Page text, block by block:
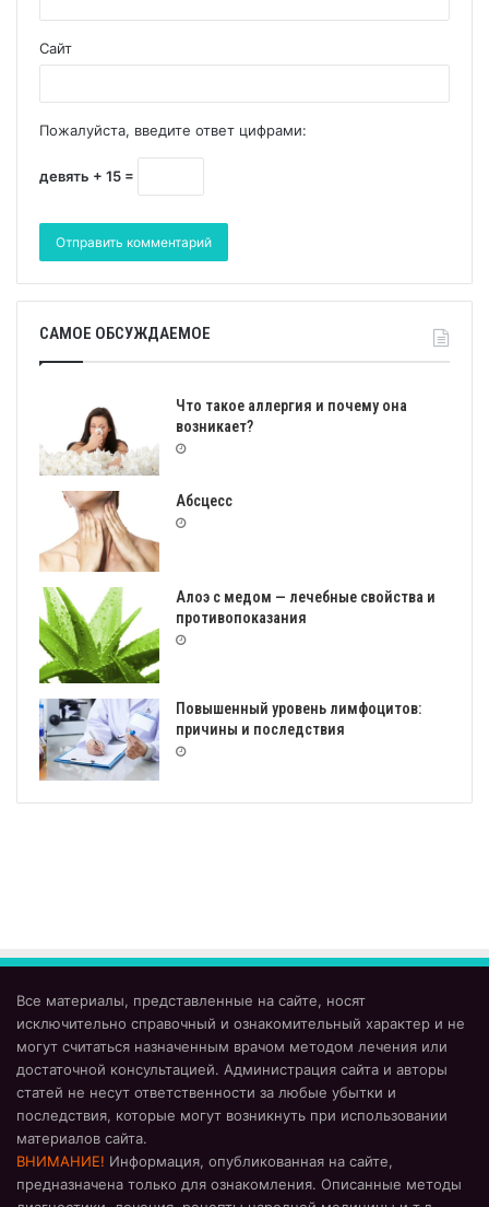
Сайт
Пожалуйста, введите ответ цифрами:
девять + 15 =
САМОЕ ОБСУЖДАЕМОЕ
Что такое аллергия и почему она
возникает?
Абсцесс
Алоэ с медом — лечебные свойства и
противопоказания
Повышенный уровень лимфоцитов:
причины и последствия
Все материалы, представленные на сайте, носят
исключительно справочный и ознакомительный характер и не
могут считаться назначенным врачом методом лечения или
достаточной консультацией. Администрация сайта и авторы
статей не несут ответственности за любые убытки и
последствия, которые могут возникнуть при использовании
материалов сайта.
ВНИМАНИЕ! Информация, опубликованная на сайте,
предназначена только для ознакомления. Описанные методы